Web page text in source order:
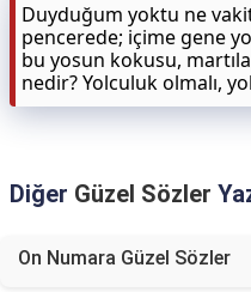
Duyduğum yoktu ne
pencerede; içime gene
bu yosun kokusu,
nedir? Yolculuk olmalı,
Diğer Güzel Sözler
On Numara Güzel Sözler